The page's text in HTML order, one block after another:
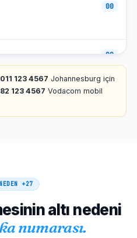
00
00
011 123 4567 Johannesburg için
123 4567 Vodacom mobil
+27
altı nedeni
numarası.